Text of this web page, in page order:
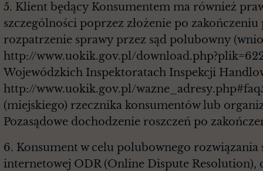
5. Klient będący Konsumentem ma również
szczególności poprzez złożenie po
rozpatrzenie sprawy przez sąd polubowny
http://www.uokik.gov.pl/
Wojewódzkich Inspektoratach Inspekcji
http://www.uokik.gov.pl/
(miejskiego) rzecznika konsumentów lub
Pozasądowe dochodzenie roszczeń po
6. Konsument w celu polubownego
internetowej ODR (Online Dispute